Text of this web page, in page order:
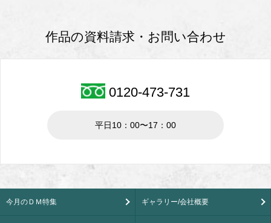
作品の資料請求・お問い合わせ
0120-473-731
平日10：00〜17：00
今月のＤＭ特集 ギャラリー/会社概要